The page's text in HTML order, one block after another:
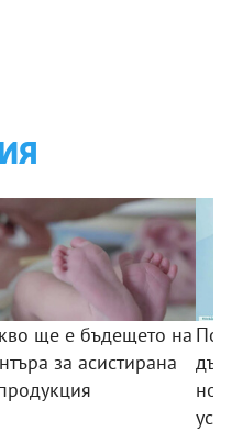
ще е бъдещето на
за асистирана